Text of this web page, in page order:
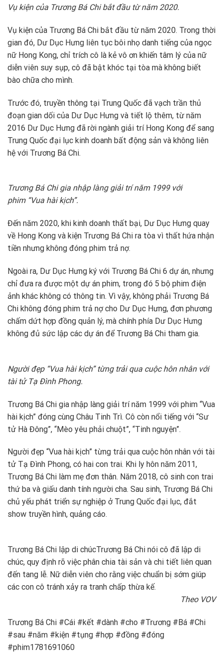
Vụ kiện của Trương Bá Chi bắt đầu từ năm 2020.
Vụ kiện của Trương Bá Chi bắt đầu từ năm 2020. Trong thời
gian đó, Dư Dục Hưng liên tục bôi nhọ danh tiếng của ngọc
nữ Hong Kong, chỉ trích cô là kẻ vô ơn khiến tâm lý của nữ
diễn viên suy sụp, cô đã bật khóc tại tòa mà không biết
bào chữa cho mình.
Trước đó, truyền thông tại Trung Quốc đã vạch trần thủ
đoạn gian dối của Dư Dục Hưng và tiết lộ thêm, từ năm
2016 Dư Dục Hưng đã rời ngành giải trí Hong Kong để sang
Trung Quốc đại lục kinh doanh bất động sản và không liên
hệ với Trương Bá Chi.
Trương Bá Chi gia nhập làng giải trí năm 1999 với
phim “Vua hài kịch”.
Đến năm 2020, khi kinh doanh thất bại, Dư Dục Hưng quay
về Hong Kong và kiện Trương Bá Chi ra tòa vì thất hứa nhận
tiền nhưng không đóng phim trả nợ.
Ngoài ra, Dư Dục Hưng ký với Trương Bá Chi 6 dự án, nhưng
chỉ đưa ra được một dự án phim, trong đó 5 bộ phim điện
ảnh khác không có thông tin. Vì vậy, không phải Trương Bá
Chi không đóng phim trả nợ cho Dư Dục Hưng, đơn phương
chấm dứt hợp đồng quản lý, mà chính phía Dư Dục Hưng
không đủ sức lập các dự án để Trương Bá Chi tham gia.
Người đẹp “Vua hài kịch” từng trải qua cuộc hôn nhân với
tài tử Tạ Đình Phong.
Trương Bá Chi gia nhập làng giải trí năm 1999 với phim “Vua
hài kịch” đóng cùng Châu Tinh Trì. Cô còn nổi tiếng với “Sư
tử Hà Đông”, “Mèo yêu phải chuột”, “Tinh nguyện”.
Người đẹp “Vua hài kịch” từng trải qua cuộc hôn nhân với tài
tử Tạ Đình Phong, có hai con trai. Khi ly hôn năm 2011,
Trương Bá Chi làm mẹ đơn thân. Năm 2018, cô sinh con trai
thứ ba và giấu danh tính người cha. Sau sinh, Trương Bá Chi
chủ yếu phát triển sự nghiệp ở Trung Quốc đại lục, đắt
show truyền hình, quảng cáo.
Trương Bá Chi lập di chúcTrương Bá Chi nói cô đã lập di
chúc, quy định rõ việc phân chia tài sản và chi tiết liên quan
đến tang lễ. Nữ diễn viên cho rằng việc chuẩn bị sớm giúp
các con cô tránh xảy ra tranh chấp thừa kế.
Theo VOV
Trương Bá Chi #Cái #kết #dành #cho #Trương #Bá #Chi
#sau #năm #kiện #tụng #hợp #đồng #đóng
#phim1781691060